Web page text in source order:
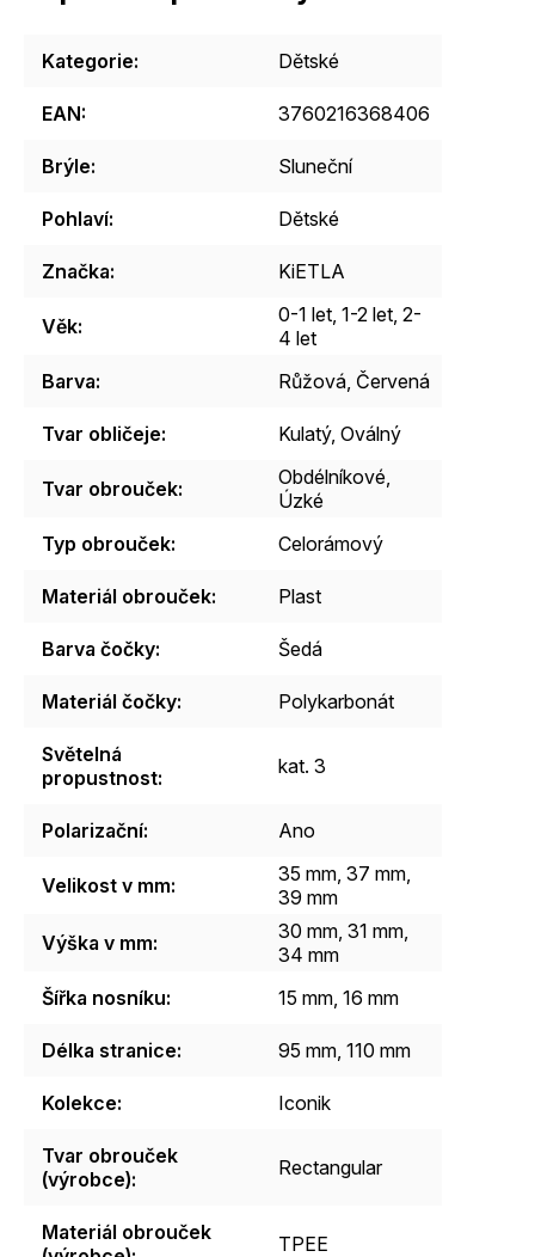
Kategorie: Dětské
EAN: 3760216368406
Brýle: Sluneční
Pohlaví: Dětské
Značka: KiETLA
Věk: 0-1 let 1-2 let 2-
4 let
Barva: Růžová Červená
Tvar obličeje: Kulatý, Oválný
Tvar obrouček: Obdélníkové
Úzké
Typ obrouček: Celorámový
Materiál obrouček: Plast
Barva čočky: Šedá
Materiál čočky: Polykarbonát
Světelná
propustnost: kat. 3
Polarizační: Ano
Velikost v mm:
35 mm, 37 mm,
39 mm
Výška v mm:
30 mm, 31 mm,
34 mm
Šířka nosníku: 15 mm, 16 mm
Délka stranice: 95 mm, 110 mm
Kolekce: Iconik
Tvar obrouček
(výrobce): Rectangular
Materiál obrouček
TPEE